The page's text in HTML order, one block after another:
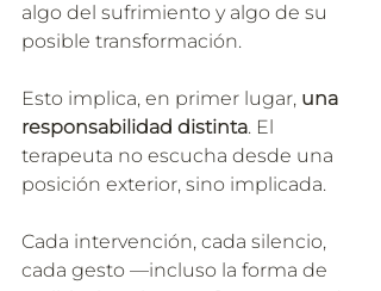
algo del sufrimiento y algo de su
posible transformación.
Esto implica, en primer lugar, una
responsabilidad distinta. El
terapeuta no escucha desde una
posición exterior, sino implicada.
Cada intervención, cada silencio,
cada gesto —incluso la forma de